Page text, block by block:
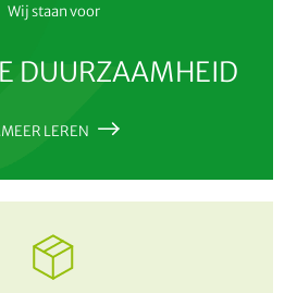
Wij staan voor
DUURZAAMHEID
LEREN